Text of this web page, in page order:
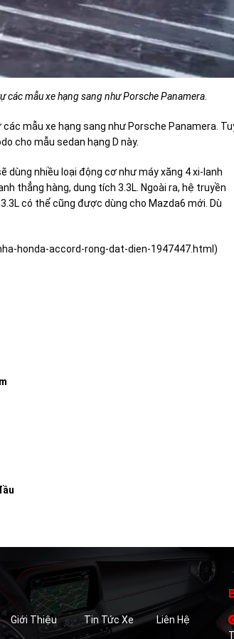
các mẫu xe hạng sang như Porsche Panamera.
mẫu xe hạng sang như Porsche Panamera.
cho mẫu sedan hạng D này.
dùng nhiều loại động cơ như máy xăng 4 xi-lanh
thẳng hàng, dung tích 3.3L. Ngoài ra, hệ truyền
có thể cũng được dùng cho Mazda6 mới. Dù
honda-accord-rong-dat-dien-1947447.html )
Giới Thiệu Tin Tức Xe Liên Hệ